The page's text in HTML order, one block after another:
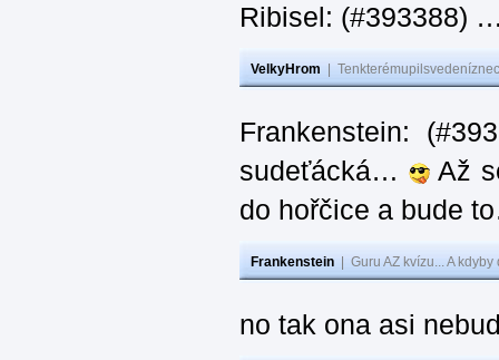
Ribisel: (#393388)
VelkyHrom
Frankenstein:
sudeťácká…
Až
do hořčice a bude
Frankenstein Guru AZ kvízu... A
no tak ona asi